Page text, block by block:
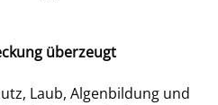
überzeugt
Laub, Algenbildung und